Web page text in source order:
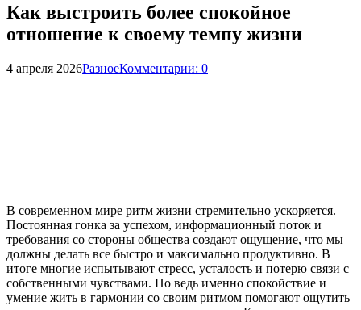
Как выстроить более спокойное
отношение к своему темпу жизни
4 апреля 2026РазноеКомментарии: 0
В современном мире ритм жизни стремительно ускоряется.
Постоянная гонка за успехом, информационный поток и
требования со стороны общества создают ощущение, что мы
должны делать все быстро и максимально продуктивно. В
итоге многие испытывают стресс, усталость и потерю связи с
собственными чувствами. Но ведь именно спокойствие и
умение жить в гармонии со своим ритмом помогают ощутить